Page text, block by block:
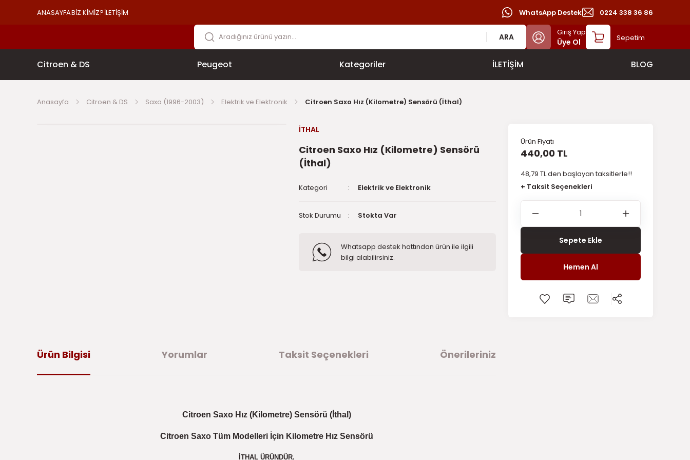
ANASAYFABİZ KİMİZ?İLETİŞİM WhatsApp Destek 0224 338 36 86
ARA Giriş Yap
Üye Ol Sepetim
Citroen & DS Peugeot Kategoriler İLETİŞİM BLOG
Anasayfa Citroen & DS Saxo (1996-2003) Elektrik ve Elektronik Citroen Saxo Hız (Kilometre) Sensörü (İthal)
İTHAL
Citroen Saxo Hız (Kilometre) Sensörü
(İthal)
Kategori Elektrik ve Elektronik
Stok Durumu Stokta Var
Whatsapp destek hattından ürün ile ilgili
bilgi alabilirsiniz.
Ürün Fiyatı
440,00 TL
48,79 TL den başlayan taksitlerle!!
+ Taksit Seçenekleri
Sepete Ekle
Hemen Al
Ürün Bilgisi Yorumlar Taksit Seçenekleri Önerileriniz
Citroen Saxo Hız (Kilometre) Sensörü (İthal)
Citroen Saxo Tüm Modelleri İçin Kilometre Hız Sensörü
İTHAL ÜRÜNDÜR.